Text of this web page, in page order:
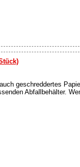
geschreddertes
Abfallbehälter.